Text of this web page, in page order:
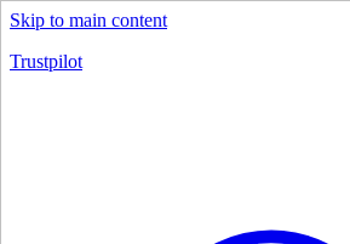
Skip to main content
Trustpilot